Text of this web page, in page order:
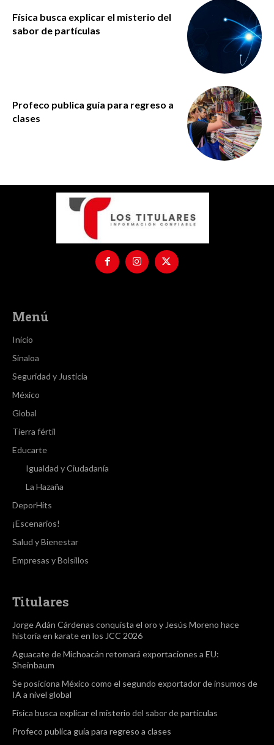
Física busca explicar el misterio del
sabor de partículas
Profeco publica guía para regreso a
clases
Menú
Inicio
Sinaloa
Seguridad y Justicia
México
Global
Tierra fértil
Educarte
Igualdad y Ciudadanía
La Hazaña
DeporHits
¡Escenarios!
Salud y Bienestar
Empresas y Bolsillos
Titulares
Jorge Adán Cárdenas conquista el oro y Jesús Moreno hace
historia en karate en los JCC 2026
Aguacate de Michoacán retomará exportaciones a EU:
Sheinbaum
Se posiciona México como el segundo exportador de insumos de
IA a nivel global
Física busca explicar el misterio del sabor de partículas
Profeco publica guía para regreso a clases